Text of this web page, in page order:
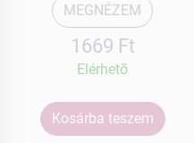
MEGNÉZEM
1669 Ft
Elérhetõ
Kosárba teszem